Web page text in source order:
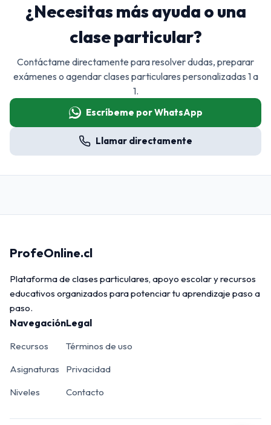
¿Necesitas más ayuda o una
clase particular?
Contáctame directamente para resolver dudas, preparar
exámenes o agendar clases particulares personalizadas 1 a
1.
Escríbeme por WhatsApp
Llamar directamente
ProfeOnline.cl
Plataforma de clases particulares, apoyo escolar y recursos
educativos organizados para potenciar tu aprendizaje paso a
paso.
Navegación
Recursos
Asignaturas
Niveles
Legal
Términos de uso
Privacidad
Contacto